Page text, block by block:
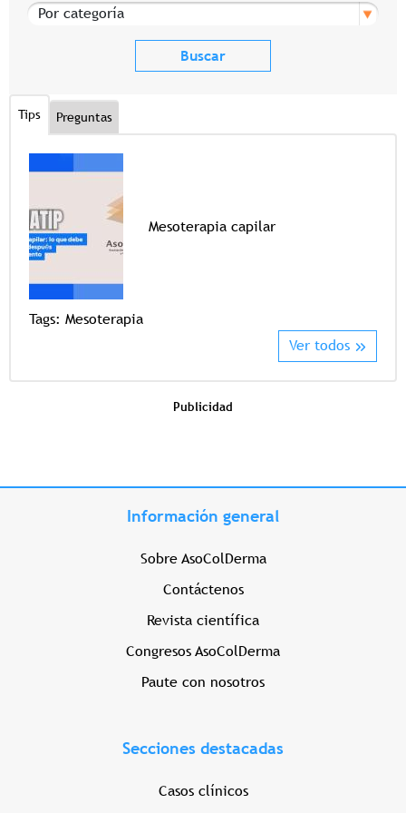
Por categoría
Tips Preguntas
Mesoterapia capilar
Tags: Mesoterapia
Ver todos
Publicidad
Información general
Sobre AsoColDerma
Contáctenos
Revista científica
Congresos AsoColDerma
Paute con nosotros
Secciones destacadas
Casos clínicos